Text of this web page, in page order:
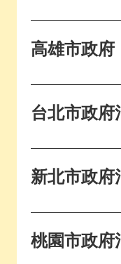
高雄市政府
台北市政府
新北市政府
桃園市政府